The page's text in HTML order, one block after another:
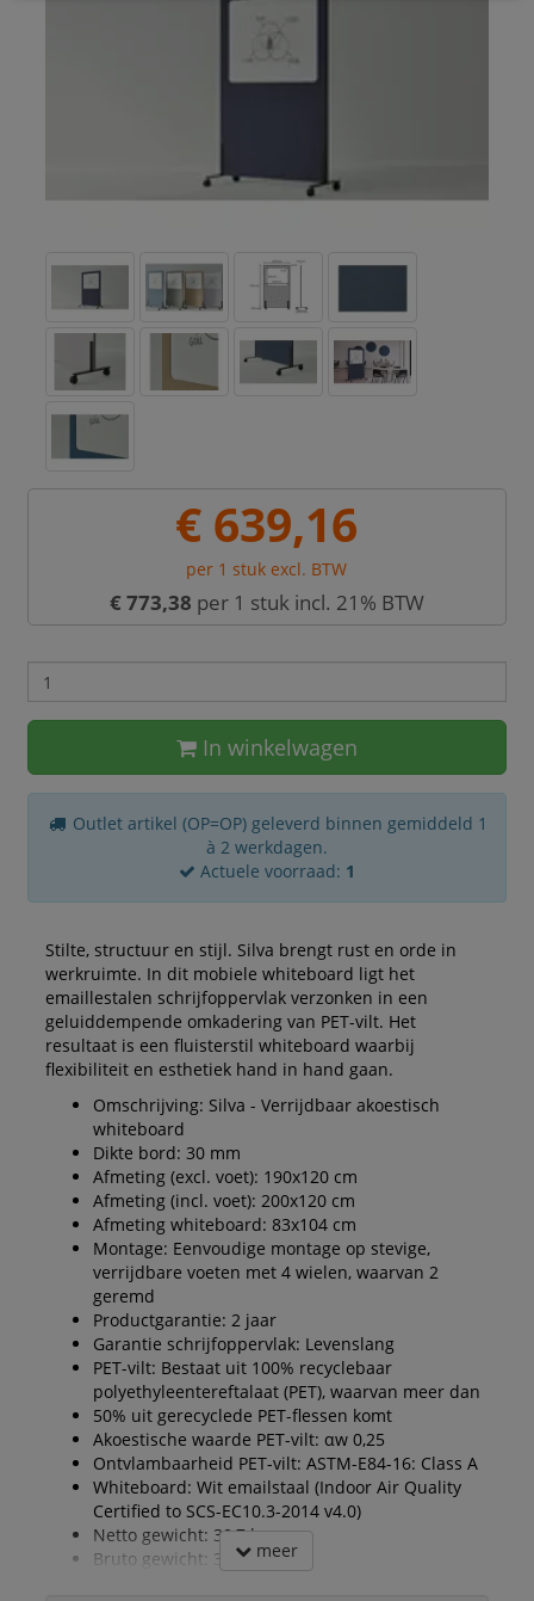
€ 639,16
per 1 stuk excl. BTW
€ 773,38 per 1 stuk incl. 21% BTW
In winkelwagen
Outlet artikel (OP=OP) geleverd binnen gemiddeld 1
à 2 werkdagen.
Actuele voorraad: 1
Stilte, structuur en stijl. Silva brengt rust en orde in
werkruimte. In dit mobiele whiteboard ligt het
emaillestalen schrijfoppervlak verzonken in een
geluiddempende omkadering van PET-vilt. Het
resultaat is een fluisterstil whiteboard waarbij
flexibiliteit en esthetiek hand in hand gaan.
Omschrijving: Silva - Verrijdbaar akoestisch
whiteboard
Dikte bord: 30 mm
Afmeting (excl. voet): 190x120 cm
Afmeting (incl. voet): 200x120 cm
Afmeting whiteboard: 83x104 cm
Montage: Eenvoudige montage op stevige,
verrijdbare voeten met 4 wielen, waarvan 2
geremd
Productgarantie: 2 jaar
Garantie schrijfoppervlak: Levenslang
PET-vilt: Bestaat uit 100% recyclebaar
polyethyleentereftalaat (PET), waarvan meer dan
50% uit gerecyclede PET-flessen komt
Akoestische waarde PET-vilt: αw 0,25
Ontvlambaarheid PET-vilt: ASTM-E84-16: Class A
Whiteboard: Wit emailstaal (Indoor Air Quality
Certified to SCS-EC10.3-2014 v4.0)
Netto gewicht: 30,7 kg
Bruto gewicht: 36,7 kgmeer